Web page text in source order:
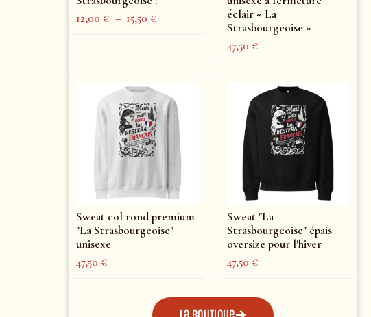
12,00€ – 15,50€
éclair « La
Strasbourgeoise »
47,50€
Sweat col rond premium
"La Strasbourgeoise"
unisexe
47,50€
Sweat "La
Strasbourgeoise" épais
oversize pour l'hiver
47,50€